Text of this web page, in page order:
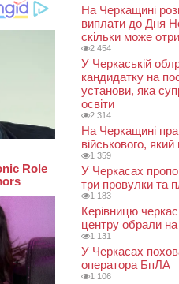
На Черкащині
виплати до Дня
скільки може
2 454
У Черкаській
кандидатку на
установи, яка
освіти
2 314
На Черкащині
військового,
1 359
У Черкасах
три провулки та
1 183
Керівницю
центру обрали
1 131
У Черкасах
оператора БпЛА
1 106